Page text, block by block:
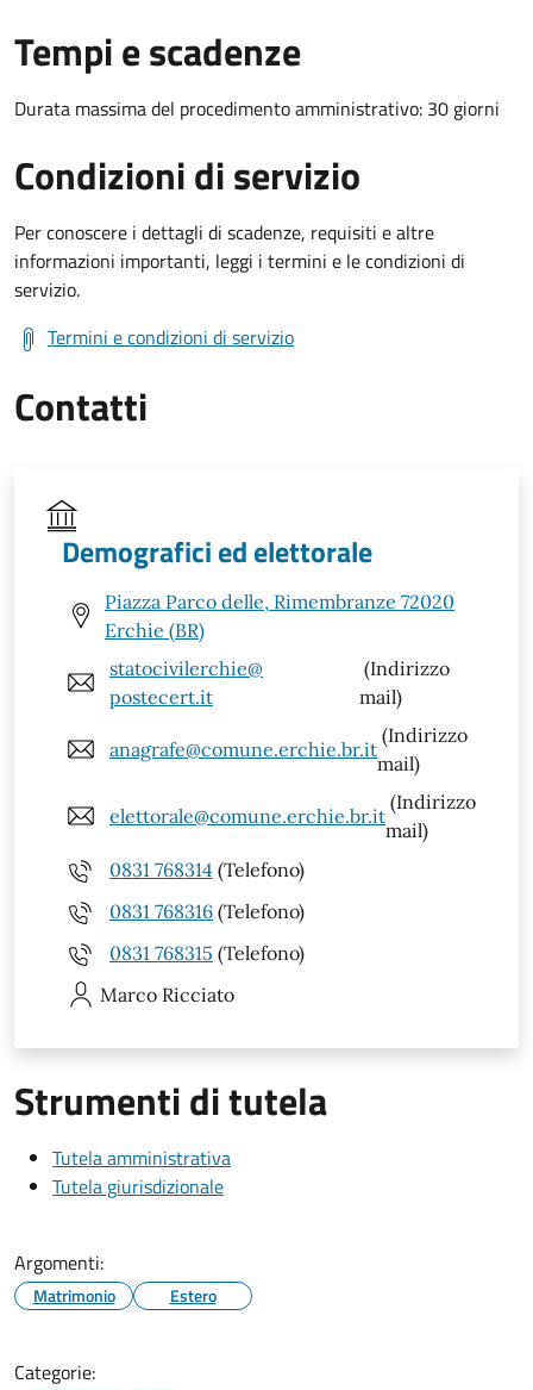
Tempi e scadenze
Durata massima del procedimento amministrativo: 30 giorni
Condizioni di servizio
Per conoscere i dettagli di scadenze, requisiti e altre
informazioni importanti, leggi i termini e le condizioni di
servizio.
Termini e condizioni di servizio
Contatti
Demografici ed elettorale
Piazza Parco delle, Rimembranze 72020
Erchie (BR)
statocivilerchie@
postecert.it
(Indirizzo
mail)
anagrafe@comune.erchie.br.it
(Indirizzo
mail)
elettorale@comune.erchie.br.it
(Indirizzo
mail)
0831 768314 (Telefono)
0831 768316 (Telefono)
0831 768315 (Telefono)
Marco Ricciato
Strumenti di tutela
Tutela amministrativa
Tutela giurisdizionale
Argomenti:
Matrimonio Estero
Categorie: